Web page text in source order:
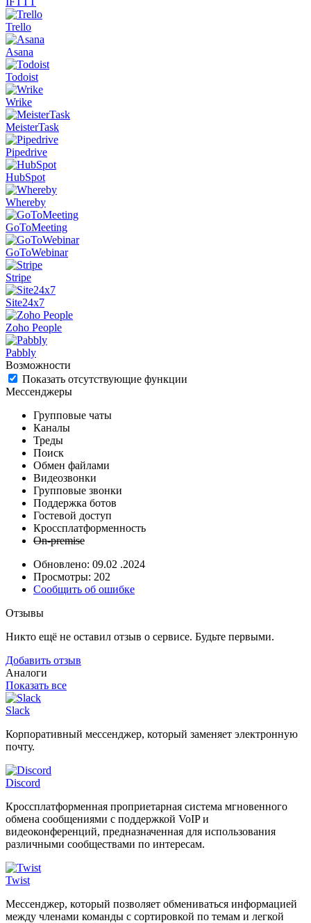
Trello
Asana
Todoist
Wrike
MeisterTask
Pipedrive
HubSpot
Whereby
GoToMeeting
GoToWebinar
Stripe
Site24x7
Zoho People
Pabbly
Возможности
Показать отсутствующие функции
Мессенджеры
Групповые чаты
Каналы
Треды
Поиск
Обмен файлами
Видеозвонки
Групповые звонки
Поддержка ботов
Гостевой доступ
Кроссплатформенность
On-premise
Обновлено: 09.02 .2024
Просмотры: 202
Сообщить об ошибке
Отзывы
Никто ещё не оставил отзыв о сервисе. Будьте первыми.
Добавить отзыв
Аналоги
Показать все
Slack
Корпоративный мессенджер, который заменяет электронную
почту.
Discord
Кроссплатформенная проприетарная система мгновенного
обмена сообщениями с поддержкой VoIP и
видеоконференций, предназначенная для использования
различными сообществами по интересам.
Twist
Мессенджер, который позволяет обмениваться информацией
между членами команды с сортировкой по темам и легкой